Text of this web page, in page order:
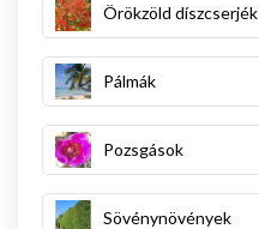
Örökzöld díszcserjék
Pálmák
Pozsgások
Sövénynövények